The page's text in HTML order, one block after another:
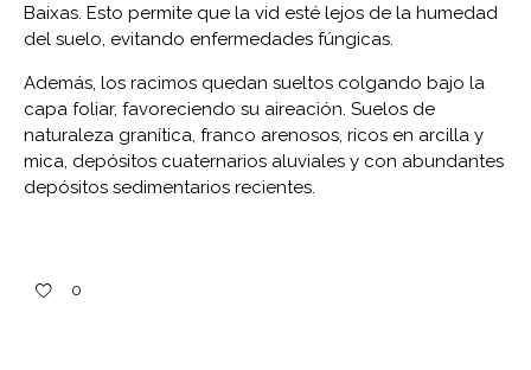
Baixas. Esto permite que la vid esté lejos de la humedad
del suelo, evitando enfermedades fúngicas.
Además, los racimos quedan sueltos colgando bajo la
capa foliar, favoreciendo su aireación. Suelos de
naturaleza granítica, franco arenosos, ricos en arcilla y
mica, depósitos cuaternarios aluviales y con abundantes
depósitos sedimentarios recientes.
0